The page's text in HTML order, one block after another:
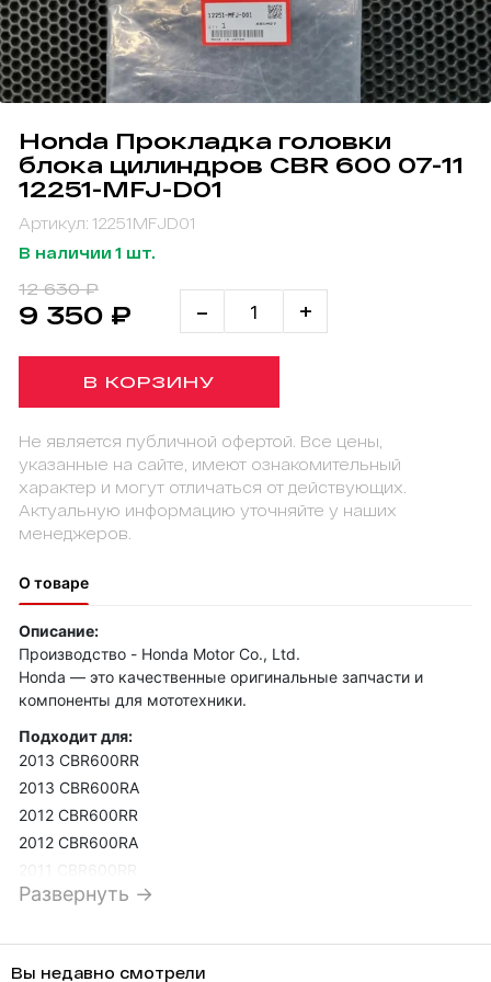
Honda Прокладка головки
блока цилиндров CBR 600 07-11
12251-MFJ-D01
Артикул: 12251MFJD01
В наличии 1 шт.
12 630 ₽
9 350 ₽ - +
В КОРЗИНУ
Не является публичной офертой. Все цены,
указанные на сайте, имеют ознакомительный
характер и могут отличаться от действующих.
Актуальную информацию уточняйте у наших
менеджеров.
О товаре
Описание:
Производство - Honda Motor Co., Ltd.
Honda — это качественные оригинальные запчасти и
компоненты для мототехники.
Подходит для:
2013 CBR600RR
2013 CBR600RA
2012 CBR600RR
2012 CBR600RA
2011 CBR600RA
Развернуть →
Вы недавно смотрели